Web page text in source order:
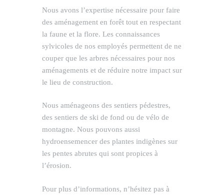
Nous avons l’expertise nécessaire pour faire
des aménagement en forêt tout en respectant
la faune et la flore. Les connaissances
sylvicoles de nos employés permettent de ne
couper que les arbres nécessaires pour nos
aménagements et de réduire notre impact sur
le lieu de construction.
Nous aménageons des sentiers pédestres,
des sentiers de ski de fond ou de vélo de
montagne. Nous pouvons aussi
hydroensemencer des plantes indigènes sur
les pentes abrutes qui sont propices à
l’érosion.
Pour plus d’informations, n’hésitez pas à